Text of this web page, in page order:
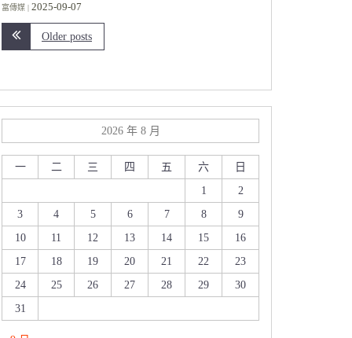
富傳媒 2025-09-07
Older posts
2026 年 8 月
一 二 三 四 五 六
日
1
2
3
4 5 6 7 8
9
10
11 12 13 14 15
16
17
18 19 20 21 22
23
24
25 26 27 28 29
30
31